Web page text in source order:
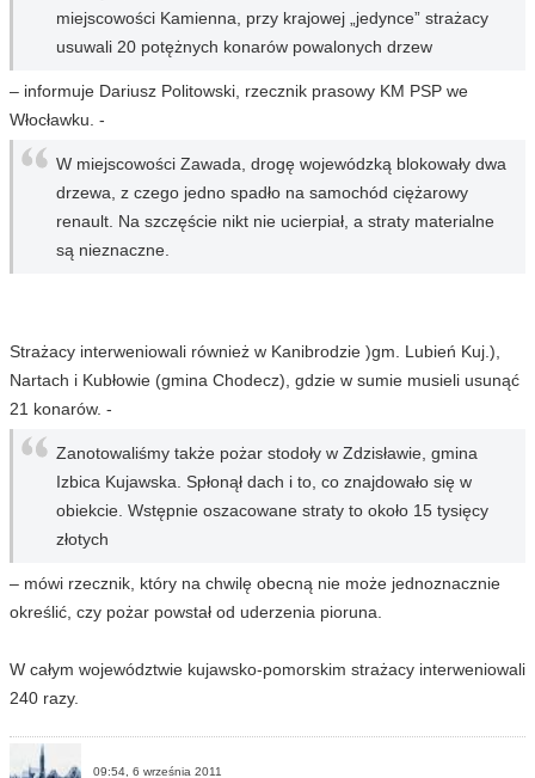
miejscowości Kamienna, przy krajowej „jedynce” strażacy
usuwali 20 potężnych konarów powalonych drzew
– informuje Dariusz Politowski, rzecznik prasowy KM PSP we
Włocławku. -
W miejscowości Zawada, drogę wojewódzką blokowały dwa
drzewa, z czego jedno spadło na samochód ciężarowy
renault. Na szczęście nikt nie ucierpiał, a straty materialne
są nieznaczne.
Strażacy interweniowali również w Kanibrodzie )gm. Lubień Kuj.),
Nartach i Kubłowie (gmina Chodecz), gdzie w sumie musieli usunąć
21 konarów. -
Zanotowaliśmy także pożar stodoły w Zdzisławie, gmina
Izbica Kujawska. Spłonął dach i to, co znajdowało się w
obiekcie. Wstępnie oszacowane straty to około 15 tysięcy
złotych
– mówi rzecznik, który na chwilę obecną nie może jednoznacznie
określić, czy pożar powstał od uderzenia pioruna.
W całym województwie kujawsko-pomorskim strażacy interweniowali
240 razy.
09:54, 6 września 2011